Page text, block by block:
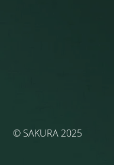
© SAKURA 2025